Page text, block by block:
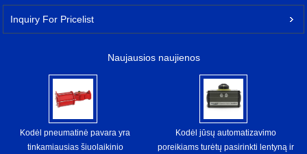
Inquiry For Pricelist
Naujausios naujienos
Kodėl pneumatinė pavara yra
tinkamiausias šiuolaikinio
Kodėl jūsų automatizavimo
poreikiams turėtų pasirinkti lentyną ir